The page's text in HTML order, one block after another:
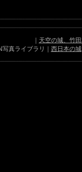
天空の城、竹
真ライブラリ｜ 西日本の城